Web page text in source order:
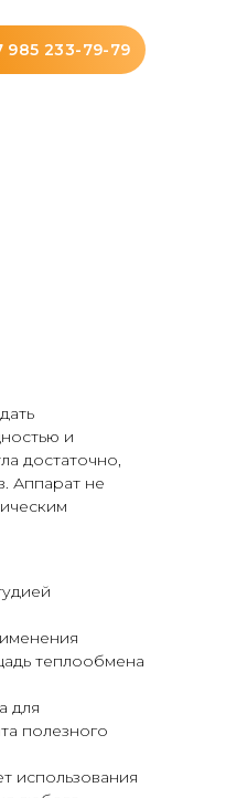
985 233-79-79
и
достаточно,
Аппарат не
теплообмена
для
полезного
использования